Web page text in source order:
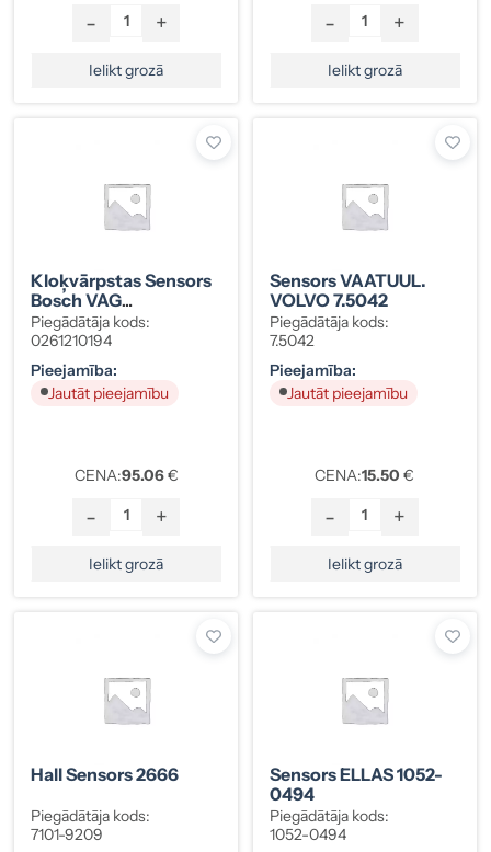
- +
Ielikt grozā
- +
Ielikt grozā
Kloķvārpstas Sensors
Bosch VAG
0261210194
Piegādātāja kods:
0261210194
Pieejamība:
Jautāt pieejamību
CENA:95.06€
- +
Ielikt grozā
Sensors VAATUUL.
VOLVO 7.5042
Piegādātāja kods:
7.5042
Pieejamība:
Jautāt pieejamību
CENA:15.50 €
- +
Ielikt grozā
Hall Sensors 2666
Piegādātāja kods:
7101-9209
Sensors ELLAS 1052-
0494
Piegādātāja kods:
1052-0494